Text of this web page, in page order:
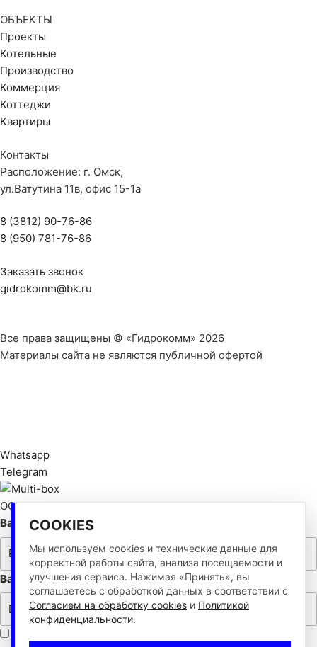
ОБЪЕКТЫ
Проекты
Котельные
Производство
Коммерция
Коттеджи
Квартиры
Контакты
Расположение: г. Омск,
ул.Ватутина 11в, офис 15-1а
8 (3812) 90-76-86
8 (950) 781-76-86
Заказать звонок
gidrokomm@bk.ru
Все права защищены © «Гидрокомм» 2026
Материалы сайта не являются публичной офертой
Whatsapp
Telegram
ОСТАВИТЬ ЗАЯВКУ
Ваше имя
Ваш телефон
COOKIES
Мы используем cookies и технические данные для
корректной работы сайта, анализа посещаемости и
улучшения сервиса. Нажимая «Принять», вы
соглашаетесь с обработкой данных в соответствии с
Согласием на обработку cookies и Политикой
конфиденциальности.